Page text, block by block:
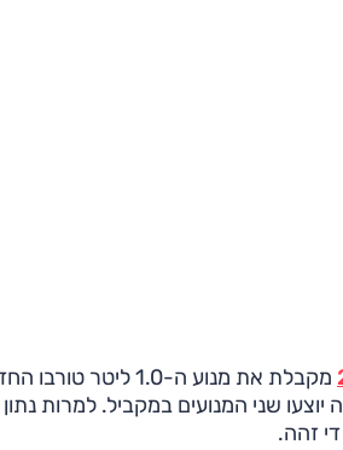
מקבלת את מנוע ה-1.0 ליטר
טורבו, כאשר עד סוף השנה יוצעו שני המנועים במקביל. למרות נתון
זהה.